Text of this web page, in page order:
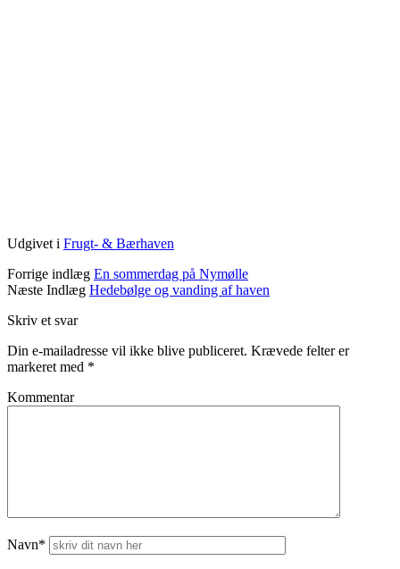
Udgivet i Frugt- & Bærhaven
Forrige indlæg En sommerdag på Nymølle
Næste Indlæg Hedebølge og vanding af haven
Skriv et svar
Din e-mailadresse vil ikke blive publiceret. Krævede felter er
markeret med *
Kommentar
Navn*